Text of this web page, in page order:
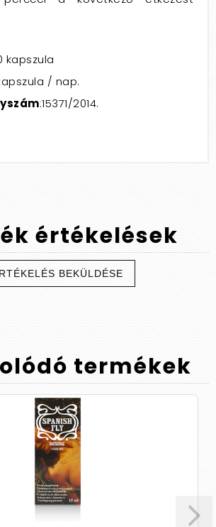
kapszula
/ nap.
:15371/2014.
értékelések
BEKÜLDÉSE
termékek